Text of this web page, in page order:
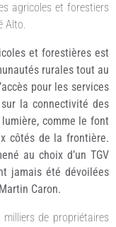
agricoles et forestiers
Alto.
et forestières est
rurales tout au
pour les services
la connectivité des
comme le font
côtés de la frontière.
au choix d’un TGV
jamais été dévoilées
Caron.
de propriétaires